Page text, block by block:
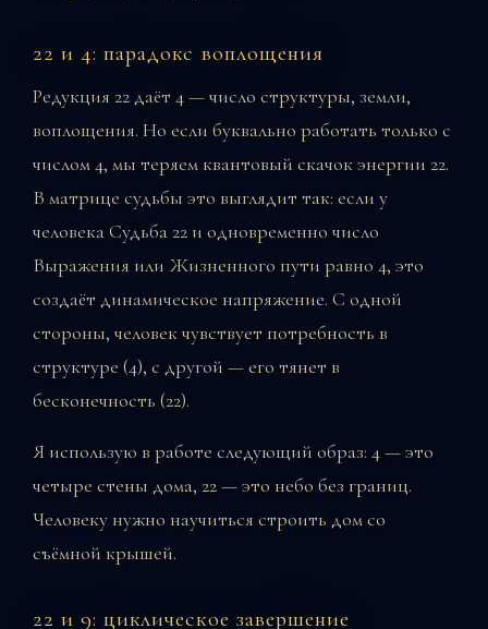
22 и 4: парадокс воплощения
Редукция 22 даёт 4 — число структуры, земли,
воплощения. Но если буквально работать только с
числом 4, мы теряем квантовый скачок энергии 22.
В матрице судьбы это выглядит так: если у
человека Судьба 22 и одновременно число
Выражения или Жизненного пути равно 4, это
создаёт динамическое напряжение. С одной
стороны, человек чувствует потребность в
структуре (4), с другой — его тянет в
бесконечность (22).
Я использую в работе следующий образ: 4 — это
четыре стены дома, 22 — это небо без границ.
Человеку нужно научиться строить дом со
съёмной крышей.
22 и 9: циклическое завершение